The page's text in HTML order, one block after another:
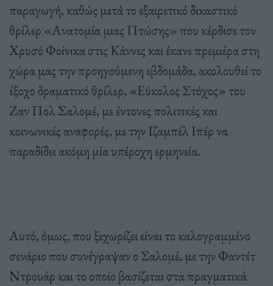
παραγωγή, καθώς μετά το εξαιρετικό δικαστικό
θρίλερ «Ανατομία μιας Πτώσης» που κέρδισε τον
Χρυσό Φοίνικα στις Κάννες και έκανε πρεμιέρα στη
χώρα μας την προηγούμενη εβδομάδα, ακολουθεί το
έξοχο δραματικό θρίλερ, «Εύκολος Στόχος» του
Ζαν Πολ Σαλομέ, με έντονες πολιτικές και
κοινωνικές αναφορές, με την Ιζαμπέλ Ιπέρ να
παραδίδει ακόμη μία υπέροχη ερμηνεία.
Αυτό, όμως, που ξεχωρίζει είναι το καλογραμμένο
σενάριο που συνέγραψαν ο Σαλομέ, με την Φαντέτ
Ντρουάρ και το οποίο βασίζεται στα πραγματικά